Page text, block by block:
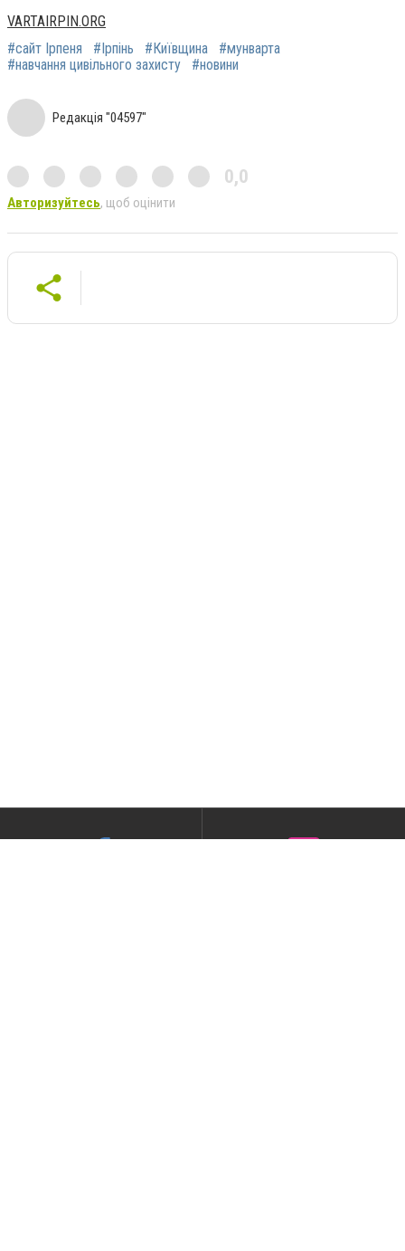
VARTAIRPIN.ORG
#сайт Ірпеня
#Ірпінь #Київщина
#мунварта
#навчання цивільного захисту
#новини
Редакція "04597"
0,0
Авторизуйтесь, щоб оцінити